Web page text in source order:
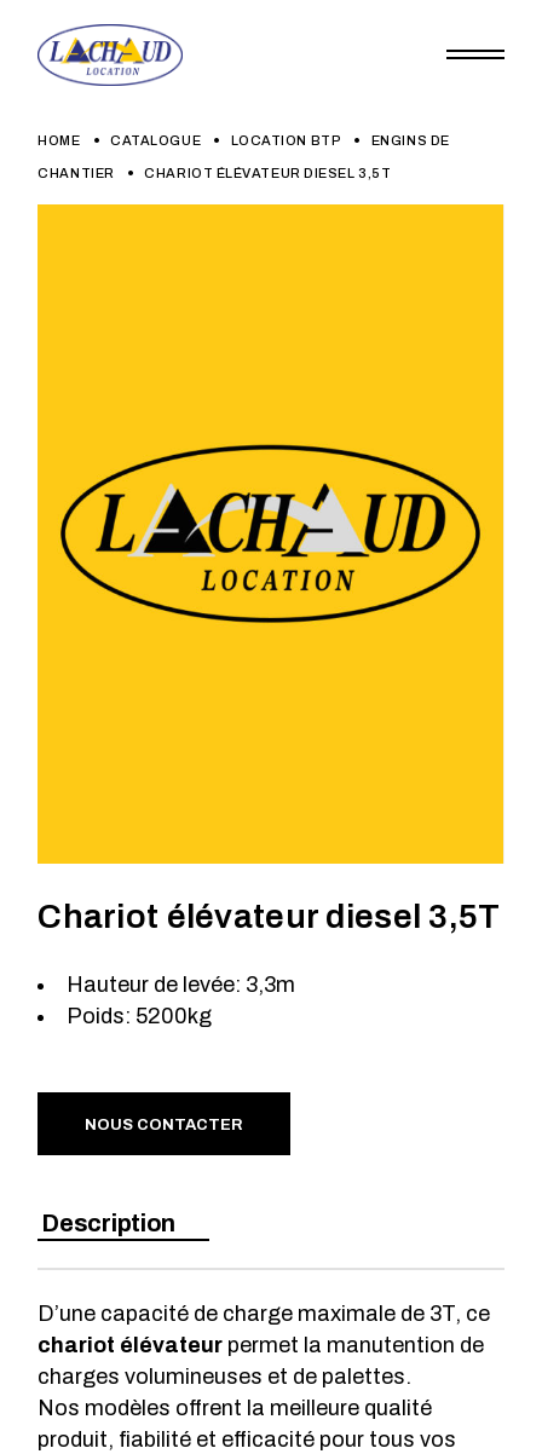
content
HOME CATALOGUE LOCATION BTP ENGINS DE
CHANTIER CHARIOT ÉLÉVATEUR DIESEL 3,5T
Chariot élévateur diesel 3,5T
Hauteur de levée: 3,3m
Poids: 5200kg
NOUS CONTACTER
Description
D’une capacité de charge maximale de 3T, ce
chariot élévateur permet la manutention de
charges volumineuses et de palettes.
Nos modèles offrent la meilleure qualité
produit, fiabilité et efficacité pour tous vos